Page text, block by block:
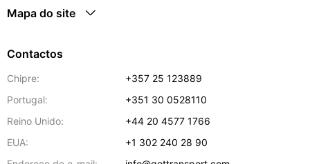
Mapa do site
Contactos
Chipre:
+357 25 123889
Portugal:
+351 30 0528110
Reino Unido:
+44 20 4577 1766
EUA:
+1 302 240 28 90